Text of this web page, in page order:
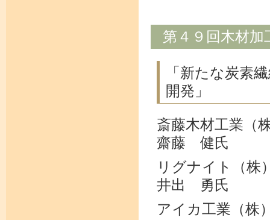
第４９回木材加
「新たな炭素
開発」
斎藤木材工業（
齋藤 健氏
リグナイト（株
井出 勇氏
アイカ工業（株